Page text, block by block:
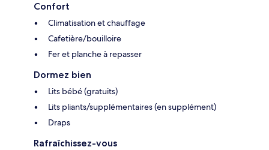
Confort
Climatisation et chauffage
Cafetière/bouilloire
Fer et planche à repasser
Dormez bien
Lits bébé (gratuits)
Lits pliants/supplémentaires (en supplément)
Draps
Rafraîchissez-vous